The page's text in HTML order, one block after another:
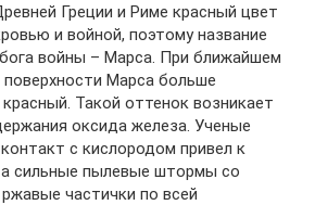
Греции и Риме красный цвет
и войной, поэтому название
войны – Марса. При ближайшем
Марса больше
Такой оттенок возникает
оксида железа. Ученые
с кислородом привел к
сильные пылевые штормы со
частички по всей